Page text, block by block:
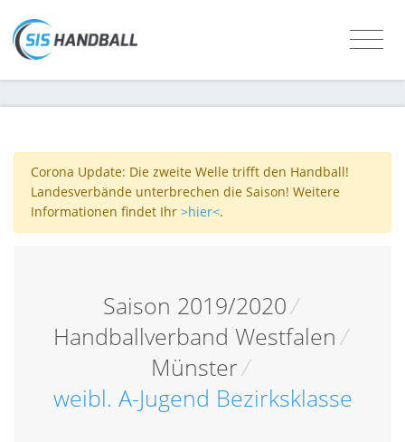
Corona Update: Die zweite Welle trifft den Handball!
Landesverbände unterbrechen die Saison! Weitere
Informationen findet Ihr >hier<.
Saison 2019/2020/
Handballverband Westfalen/
Münster/
weibl. A-Jugend Bezirksklasse